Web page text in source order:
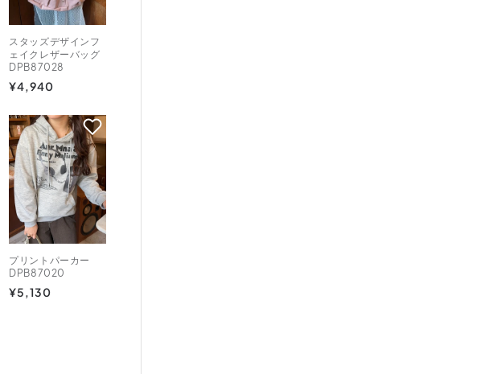
スタッズデザインフ
ェイクレザーバッグ
DPB87028
通
価
格
¥4,940
プリントパーカー
DPB87020
通
¥5,130